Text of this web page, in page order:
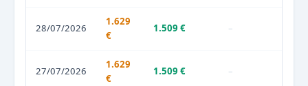
28/07/2026
1.629
€
1.509 € –
27/07/2026
1.629
€
1.509 € –